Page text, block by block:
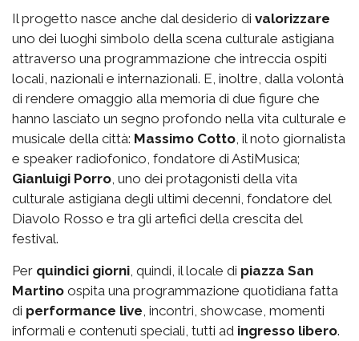
Il progetto nasce anche dal desiderio di valorizzare
uno dei luoghi simbolo della scena culturale astigiana
attraverso una programmazione che intreccia ospiti
locali, nazionali e internazionali. E, inoltre, dalla volontà
di rendere omaggio alla memoria di due figure che
hanno lasciato un segno profondo nella vita culturale e
musicale della città: Massimo Cotto, il noto giornalista
e speaker radiofonico, fondatore di AstiMusica;
Gianluigi Porro, uno dei protagonisti della vita
culturale astigiana degli ultimi decenni, fondatore del
Diavolo Rosso e tra gli artefici della crescita del
festival.
Per quindici giorni, quindi, il locale di piazza San
Martino ospita una programmazione quotidiana fatta
di performance live, incontri, showcase, momenti
informali e contenuti speciali, tutti ad ingresso libero.